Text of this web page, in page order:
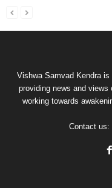
Vishwa Samvad Kendra
providing news and
working towards
Contact us: